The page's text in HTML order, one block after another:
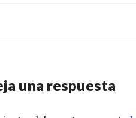
una respuesta